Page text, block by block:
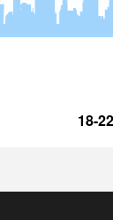
18-